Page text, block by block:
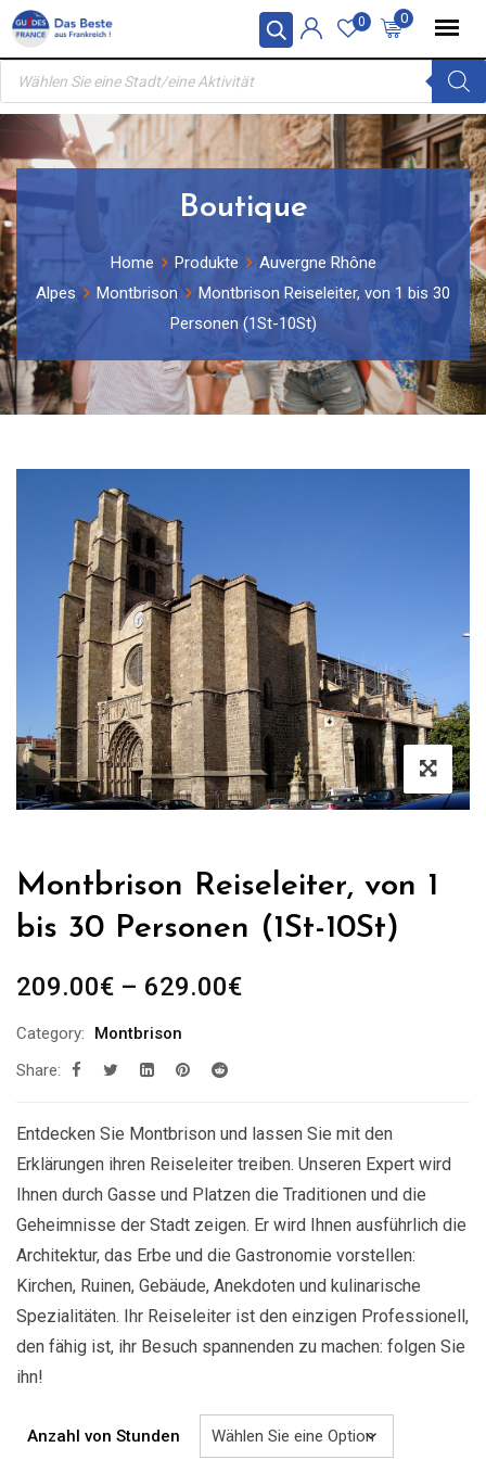
Skip
content
0
0
Products
search
Boutique
Home Produkte
Auvergne Rhône
Alpes
Montbrison
Montbrison Reiseleiter, von 1 bis 30
Personen (1St-10St)
Montbrison Reiseleiter, von 1
bis 30 Personen (1St-10St)
209.00€ – 629.00€Preisspanne:
Category:
Montbrison
Share:
Entdecken Sie Montbrison und lassen Sie mit den
Erklärungen ihren Reiseleiter treiben. Unseren Expert wird
Ihnen durch Gasse und Platzen die Traditionen und die
Geheimnisse der Stadt zeigen. Er wird Ihnen ausführlich die
Architektur, das Erbe und die Gastronomie vorstellen:
Kirchen, Ruinen, Gebäude, Anekdoten und kulinarische
Spezialitäten. Ihr Reiseleiter ist den einzigen Professionell,
den fähig ist, ihr Besuch spannenden zu machen: folgen Sie
ihn!
Anzahl von Stunden